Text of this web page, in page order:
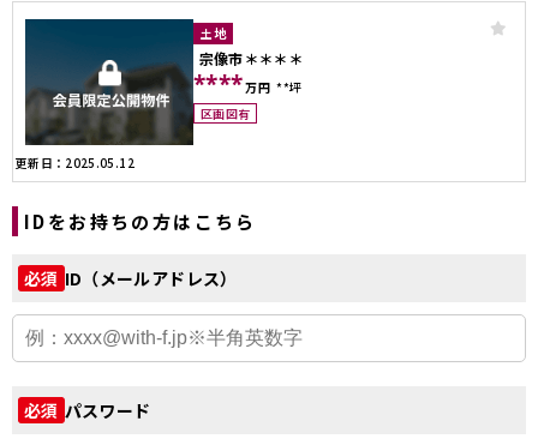
土地
宗像市＊＊＊＊
****万円 **坪
区画図有
更新日：2025.05.12
IDをお持ちの方はこちら
必須 ID（メールアドレス）
必須 パスワード